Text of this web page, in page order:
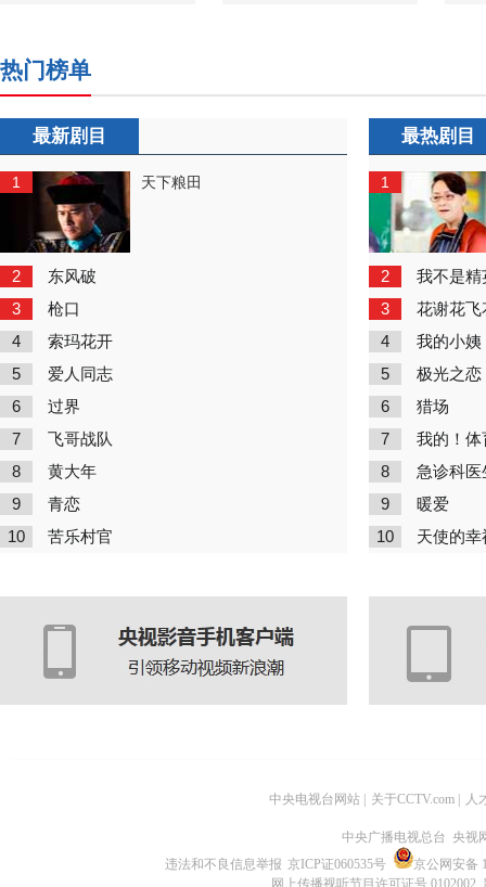
热门榜单
最新剧目
1 天下粮田
2 东风破
3 枪口
4 索玛花开
5 爱人同志
6 过界
7 飞哥战队
8 黄大年
9 青恋
10 苦乐村官
最热剧目
1
2 我不是精
3 花谢花飞
4 我的小姨
5 极光之恋
6 猎场
7 我的！体
8 急诊科医
9 暖爱
10 天使的幸
中央电视台网站 关于CCTV.com 人
中央广播电视总台 央视
违法和不良信息举报 京ICP证060535号
京公网安备
网上传播视听节目许可证号 0102002